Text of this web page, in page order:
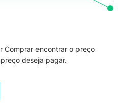
Comprar encontrar o preço
deseja pagar.